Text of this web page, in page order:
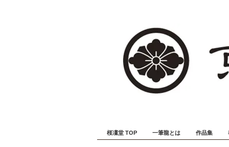
桜凜堂 TOP 一筆龍とは 作品集